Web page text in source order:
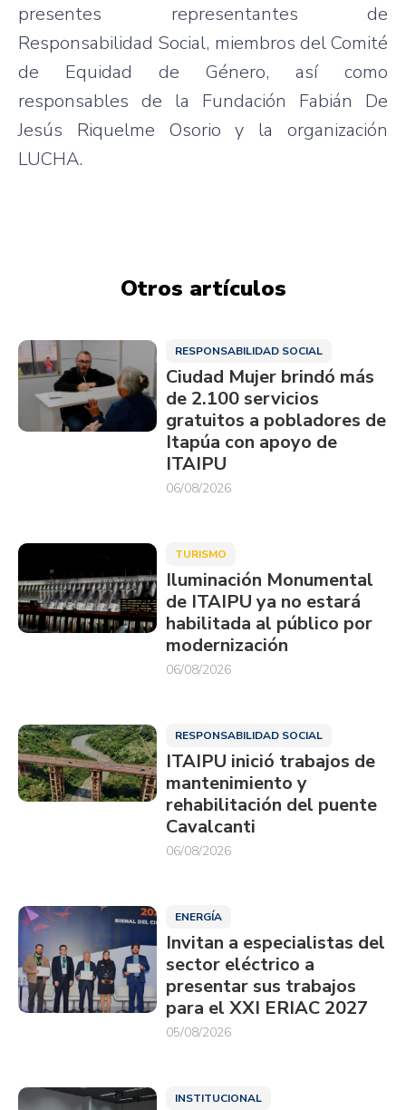
presentes representantes de
Responsabilidad Social, miembros del Comité
de Equidad de Género, así como
responsables de la Fundación Fabián De
Jesús Riquelme Osorio y la organización
LUCHA.
Otros artículos
RESPONSABILIDAD SOCIAL
Ciudad Mujer brindó más
de 2.100 servicios
gratuitos a pobladores de
Itapúa con apoyo de
ITAIPU
06/08/2026
TURISMO
Iluminación Monumental
de ITAIPU ya no estará
habilitada al público por
modernización
06/08/2026
RESPONSABILIDAD SOCIAL
ITAIPU inició trabajos de
mantenimiento y
rehabilitación del puente
Cavalcanti
06/08/2026
ENERGÍA
Invitan a especialistas del
sector eléctrico a
presentar sus trabajos
para el XXI ERIAC 2027
05/08/2026
INSTITUCIONAL